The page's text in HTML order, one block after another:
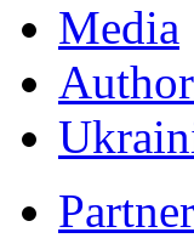
Мedia